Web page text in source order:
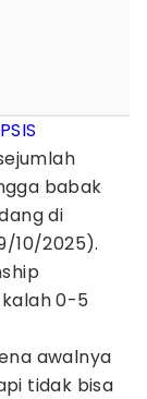
PSIS
babak
di
10/2025).
0-5
awalnya
tidak bisa